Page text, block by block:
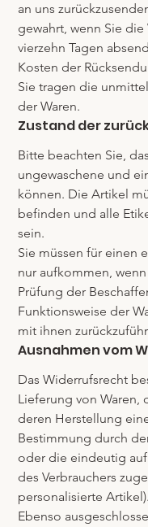
an uns
gewahrt, wenn Sie
vierzehn Tagen
Kosten der
Sie tragen die
der Waren.
Zustand der
Bitte beachten Sie,
ungewaschene und
können. Die Artikel
befinden und alle
sein.
Sie müssen für einen
nur aufkommen,
Prüfung der
Funktionsweise der
mit ihnen
Ausnahmen vom
Das Widerrufsrecht
Lieferung von
deren Herstellung
Bestimmung durch
oder die eindeutig
des Verbrauchers
personalisierte Artikel).
Ebenso